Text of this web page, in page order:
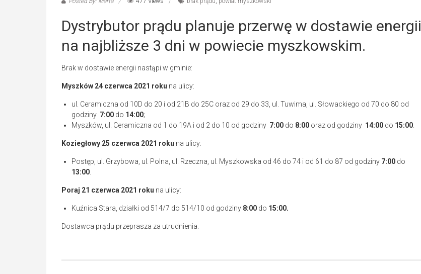
Dystrybutor prądu planuje przerwę w dostawie energii
na najbliższe 3 dni w powiecie myszkowskim.
Brak w dostawie energii nastąpi w gminie:
Myszków 24 czerwca 2021 roku na ulicy:
ul. Ceramiczna od 10D do 20 i od 21B do 25C oraz od 29 do 33, ul. Tuwima, ul. Słowackiego od 70 do 80 od
godziny 7:00 do 14:00;
Myszków, ul. Ceramiczna od 1 do 19A i od 2 do 10 od godziny 7:00 do 8:00 oraz od godziny 14:00 do 15:00.
Koziegłowy 25 czerwca 2021 roku na ulicy:
Postęp, ul. Grzybowa, ul. Polna, ul. Rzeczna, ul. Myszkowska od 46 do 74 i od 61 do 87 od godziny 7:00 do
13:00.
Poraj 21 czerwca 2021 roku na ulicy:
Kuźnica Stara, działki od 514/7 do 514/10 od godziny 8:00 do 15:00.
Dostawca prądu przeprasza za utrudnienia.